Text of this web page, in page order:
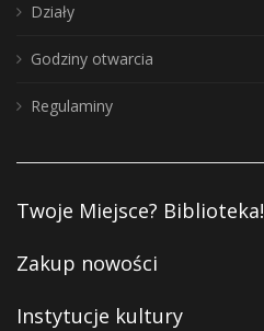
Działy
Godziny otwarcia
Regulaminy
Twoje Miejsce? Biblioteka!
Zakup nowości
Instytucje kultury